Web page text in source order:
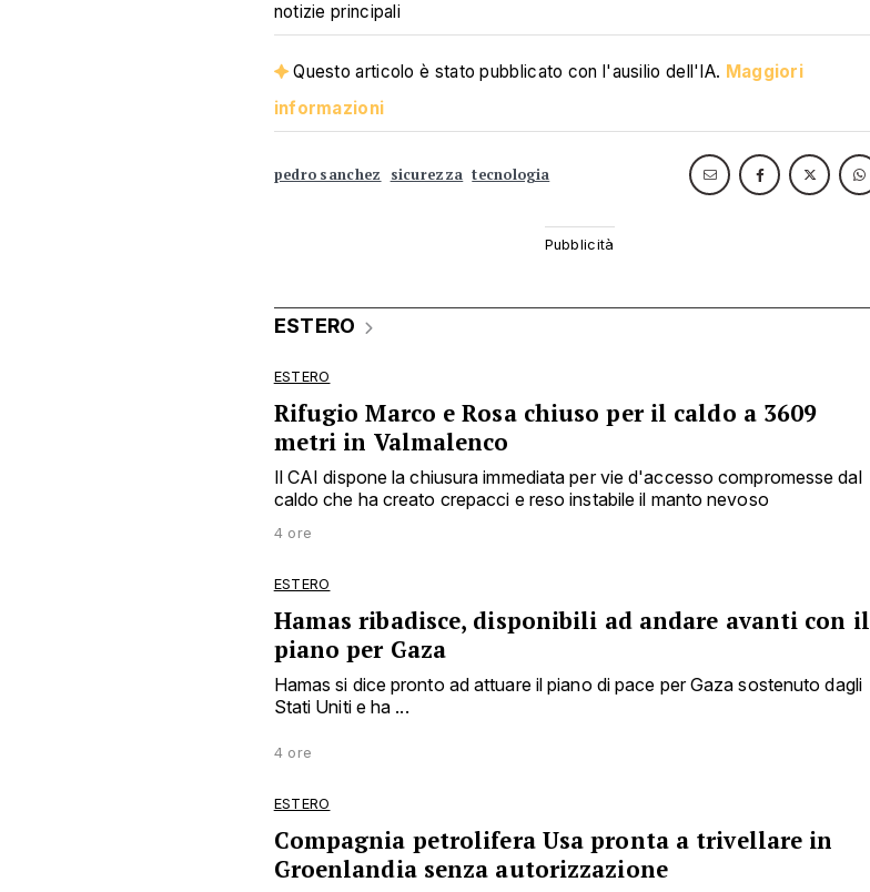
notizie principali
Questo articolo è stato pubblicato con l'ausilio dell'IA. Maggiori
informazioni
pedro sanchez sicurezza tecnologia
ESTERO
ESTERO
Rifugio Marco e Rosa chiuso per il caldo a 3609
metri in Valmalenco
Il CAI dispone la chiusura immediata per vie d'accesso compromesse dal
caldo che ha creato crepacci e reso instabile il manto nevoso
4 ore
ESTERO
Hamas ribadisce, disponibili ad andare avanti con il
piano per Gaza
Hamas si dice pronto ad attuare il piano di pace per Gaza sostenuto dagli
Stati Uniti e ha ...
4 ore
ESTERO
Compagnia petrolifera Usa pronta a trivellare in
Groenlandia senza autorizzazione